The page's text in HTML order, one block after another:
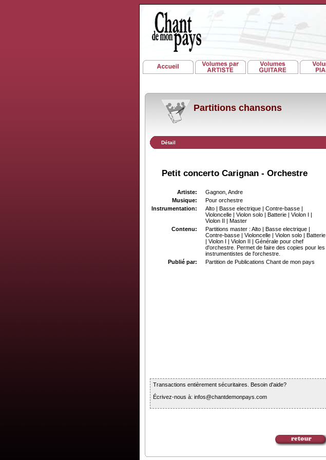
Partitions chansons
Détail
Petit concerto Carignan - Orchestre
Artiste:
Gagnon, Andre
Musique:
Pour orchestre
Instrumentation:
Alto | Basse electrique | Contre-basse |
Violoncelle | Violon solo | Batterie | Violon I |
Violon II | Master
Contenu:
Partitions master : Alto | Basse electrique |
Contre-basse | Violoncelle | Violon solo | Batterie
| Violon I | Violon II | Générale pour chef
d'orchestre. Permet de faire des copies pour les
instrumentistes de l'orchestre.
Publié par:
Partition de Publications Chant de mon pays
Transactions entièrement sécuritaires. Besoin d'aide?
Écrivez-nous à: infos@chantdemonpays.com